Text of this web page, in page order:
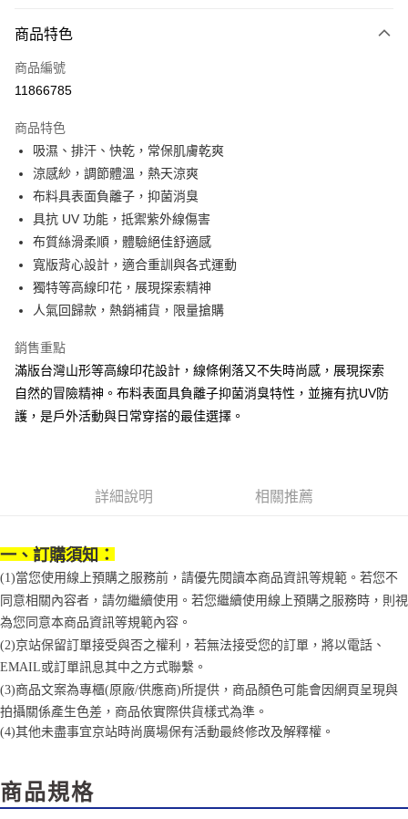
Apple Pay
街口支付
Google Pay
全盈+PAY
大哥付你分期
相關說明
【大哥付你分期使用說明】
1.本服務由台灣大哥大提供，台灣大哥大用戶可立即使用無須另外申請。
2.付款方式選擇「大哥付你分期」，訂單成立後會自動跳轉到大哥付的交易
流程，驗證手機門號後，選擇欲分期的期數、繳款截止日，確認付款後即完
成交易。
4.訂單成立30分鐘內，如未前往確認交易或遇審核未通過，訂單將自動取
消。如遇「轉專審核」未通過狀況，表示未達大哥付你分期系統評分，恕無
法說明評估內容。
【繳款方式說明】
1.分期款項不併入電信帳單，「大哥付你分期」於每月結算日後寄送繳費提
2.基於同意付款使用「大哥付你分期」之契約關係目的，商店將以您的個人
資料（包含姓名、電話或地址）提供予台灣大哥大進項蒐集、處理及利用，
由本公司與您本人進行分期帳單所需資料之確認、核對及更正。
3.完整用戶服務條款，請詳閱以下連結：https://oppay.tw/userRule
AFTEE先享後付
相關說明
【關於「AFTEE先享後付」】
AFTEE先享後付是「在收到商品之後才付款」的支付方式。 讓您購物簡單
１．簡單：不需註冊會員、不需綁卡、不需儲值。
２．便利：只要手機號碼，簡訊認證，即可結帳。
３．安心：先確認商品／服務後，再付款。
【「AFTEE先享後付」結帳流程】
ATM／網路銀行／等多元方式進行付款，方視為交易完成。
後付繳納相關費用。
※ 交易是否成功請以「AFTEE先享後付 」之結帳頁面顯示為準，若有關於
是否繳費成功／繳費後需取消欲退款等相關疑問，請聯繫「AFTEE先享後付
客戶支援中心」 https://netprotections.freshdesk.com/support/home
【注意事項】
１．透過由恩沛科技股份有限公司提供之「AFTEE先享後付」服務完成之交
易，需依本服務之必要範圍內提供個人資料，並將交易相關給付款項請求債
權轉讓予恩沛科技股份有限公司。
２．關於個人資料處理事宜，請瀏覽以下網址：
https://aftee.tw/terms/#terms3
３．未成年的使用者請事先徵得法定代理人或監護人之同意方可使用
４．使用「AFTEE先享後付」時，將依據個別帳號之用戶狀況，依本公司即
時審查核予不同之上限額度；若仍有額度不足之情形，本公司將視審查結果
請求用戶進行身份認證。
ATM付款
運送方式
付款後全家取貨
每筆NT$70，滿NT$1,000(含以上)免運費
京站台北店客服中心(1F星巴克旁) 即日起不提供京站紙袋，取件時
免運費
商品特色
商品編號
11866785
商品特色
吸濕、排汗、快乾，常保肌膚乾爽
涼感紗，調節體溫，熱天涼爽
布料具表面負離子，抑菌消臭
具抗 UV 功能，抵禦紫外線傷害
布質絲滑柔順，體驗絕佳舒適感
寬版背心設計，適合重訓與各式運動
獨特等高線印花，展現探索精神
人氣回歸款，熱銷補貨，限量搶購
銷售重點
滿版台灣山形等高線印花設計，線條俐落又不失時尚感，展現探索
自然的冒險精神。布料表面具負離子抑菌消臭特性，並擁有抗UV防
護，是戶外活動與日常穿搭的最佳選擇。
詳細說明 相關推薦
一、訂購須知：
(1)當您使用線上預購之服務前，請優先閱讀本商品資訊等規範。若您不
同意相關內容者，請勿繼續使用。若您繼續使用線上預購之服務時，則視
為您同意本商品資訊等規範內容。
(2)京站保留訂單接受與否之權利，若無法接受您的訂單，將以電話、
EMAIL或訂單訊息其中之方式聯繫。
(3)商品文案為專櫃(原廠/供應商)所提供，商品顏色可能會因網頁呈現與
拍攝關係產生色差，商品依實際供貨樣式為準。
(4)其他未盡事宜京站時尚廣場保有活動最終修改及解釋權。
商品規格